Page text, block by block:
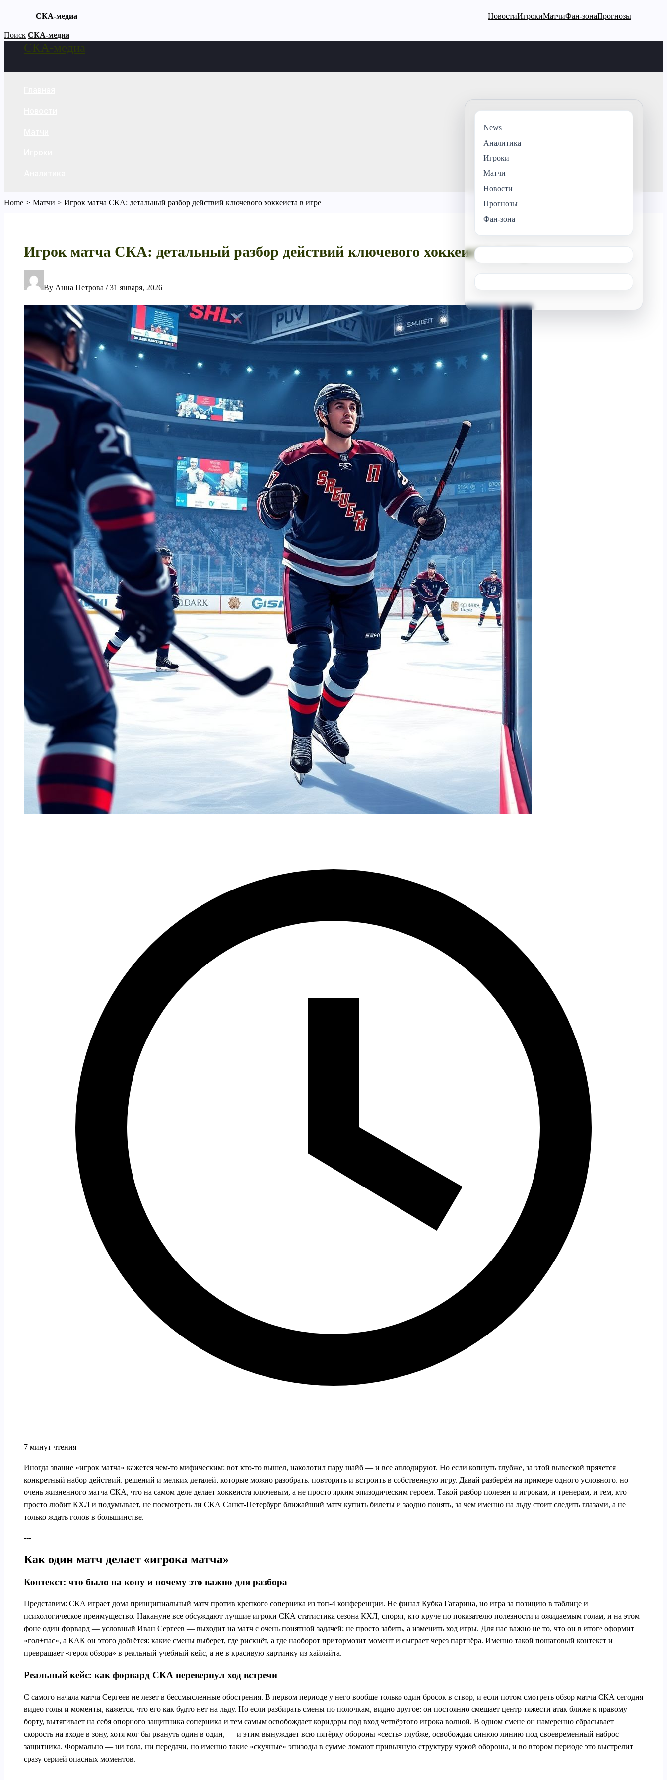
СКА-медиа НовостиИгрокиМатчиФан-зонаПрогнозы
Skip
Поиск СКА-медиа
СКА-медиа
Home Матчи Игрок матча СКА: детальный разбор действий ключевого хоккеиста в игре
Игрок матча СКА: детальный разбор действий ключевого хоккеиста в игре
By Анна Петрова /31 января, 2026
7 минут чтения
Иногда звание «игрок матча» кажется чем‑то мифическим: вот кто‑то вышел, наколотил пару шайб — и все аплодируют. Но если копнуть глубже, за этой вывеской прячется
конкретный набор действий, решений и мелких деталей, которые можно разобрать, повторить и встроить в собственную игру. Давай разберём на примере одного условного, но
очень жизненного матча СКА, что на самом деле делает хоккеиста ключевым, а не просто ярким эпизодическим героем. Такой разбор полезен и игрокам, и тренерам, и тем, кто
просто любит КХЛ и подумывает, не посмотреть ли СКА Санкт-Петербург ближайший матч купить билеты и заодно понять, за чем именно на льду стоит следить глазами, а не
только ждать голов в большинстве.
---
Как один матч делает «игрока матча»
Контекст: что было на кону и почему это важно для разбора
Представим: СКА играет дома принципиальный матч против крепкого соперника из топ‑4 конференции. Не финал Кубка Гагарина, но игра за позицию в таблице и
психологическое преимущество. Накануне все обсуждают лучшие игроки СКА статистика сезона КХЛ, спорят, кто круче по показателю полезности и ожидаемым голам, и на этом
фоне один форвард — условный Иван Сергеев — выходит на матч с очень понятной задачей: не просто забить, а изменить ход игры. Для нас важно не то, что он в итоге оформит
«гол+пас», а КАК он этого добьётся: какие смены выберет, где рискнёт, а где наоборот притормозит момент и сыграет через партнёра. Именно такой пошаговый контекст и
превращает «героя обзора» в реальный учебный кейс, а не в красивую картинку из хайлайта.
Реальный кейс: как форвард СКА перевернул ход встречи
С самого начала матча Сергеев не лезет в бессмысленные обострения. В первом периоде у него вообще только один бросок в створ, и если потом смотреть обзор матча СКА сегодня
видео голы и моменты, кажется, что его как будто нет на льду. Но если разбирать смены по полочкам, видно другое: он постоянно смещает центр тяжести атак ближе к правому
борту, вытягивает на себя опорного защитника соперника и тем самым освобождает коридоры под вход четвёртого игрока волной. В одном смене он намеренно сбрасывает
скорость на входе в зону, хотя мог бы рвануть один в один, — и этим вынуждает всю пятёрку обороны «сесть» глубже, освобождая синюю линию под своевременный наброс
защитника. Формально — ни гола, ни передачи, но именно такие «скучные» эпизоды в сумме ломают привычную структуру чужой обороны, и во втором периоде это выстрелит
сразу серией опасных моментов.
News
Аналитика
Игроки
Матчи
Новости
Прогнозы
Фан-зона